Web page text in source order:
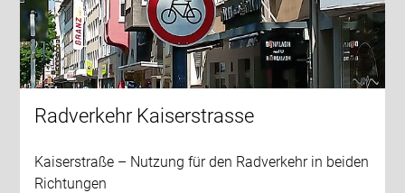
Radverkehr Kaiserstrasse
Kaiserstraße – Nutzung für den Radverkehr in beiden
Richtungen